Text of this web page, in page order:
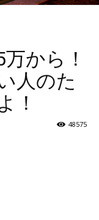
から！
人のた
！
48575